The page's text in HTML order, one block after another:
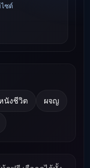
ซต์
นังชีวิต ผจญ